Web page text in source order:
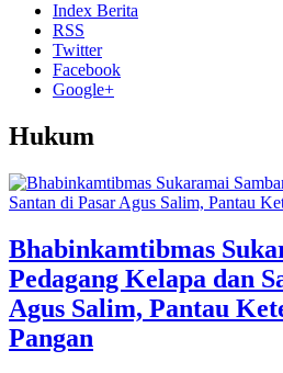
Index Berita
RSS
Twitter
Facebook
Google+
Hukum
Bhabinkamtibmas
Pedagang Kelapa dan
Agus Salim, Pantau
Pangan